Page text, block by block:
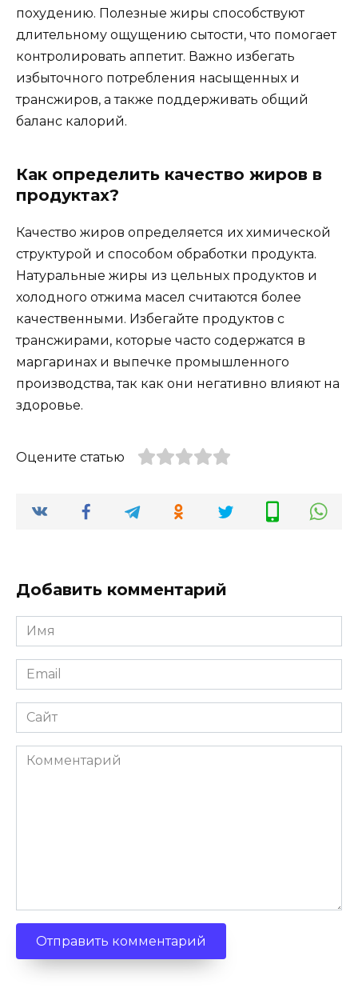
похудению. Полезные жиры способствуют
длительному ощущению сытости, что помогает
контролировать аппетит. Важно избегать
избыточного потребления насыщенных и
трансжиров, а также поддерживать общий
баланс калорий.
Как определить качество жиров в
продуктах?
Качество жиров определяется их химической
структурой и способом обработки продукта.
Натуральные жиры из цельных продуктов и
холодного отжима масел считаются более
качественными. Избегайте продуктов с
трансжирами, которые часто содержатся в
маргаринах и выпечке промышленного
производства, так как они негативно влияют на
здоровье.
Оцените статью
Добавить комментарий
Имя
Email
Сайт
Комментарий